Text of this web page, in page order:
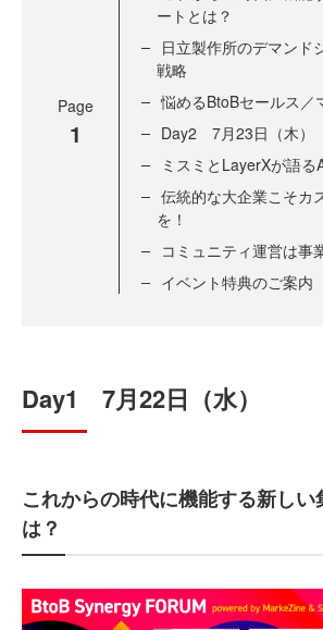
Page
1
ートとは？
日立製作所のデマンド
戦略
悩めるBtoBセールス／
Day2 7月23日（木）
ミスミとLayerXが語
伝統的な大企業こそカ
を！
コミュニティ運営は事
イベント特典のご案内
Day1 7月22日（水）
これからの時代に機能する新しい
は？